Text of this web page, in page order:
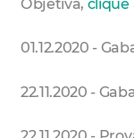
Objetiva, clique
01.12.2020 -
22.11.2020 -